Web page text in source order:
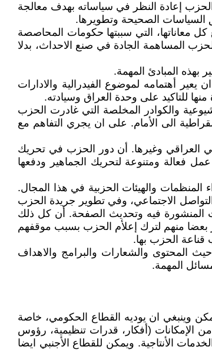
إعادة النظر في سياساته بهدف معالجة
السياسات الصحيحة وتطويرها.
كل معاناتها، التي سببتها حكومات المحاصصة
المساهمة الجادة في صنع الاحداث، بدلا
أهتمامه لموضوع الفيدرالية والادارات
للتاكيد على وحدة العراق وسيادته.
والكوادر المخلصة التي غادرت الحزب
الى الأمام. على ان يجري التفاهم مع
العراقي وغيرها. أن دور الحزب في تحريك
فعالة ومتنوعة لتحريك الجماهير ودفعها
والهيئات الحزبية في هذا المجال.
الاجتماعي، وفي تطوير جريدة الحزب
المنشورة فيه وتحديث الصفحة. أن كل ذلك
بعضا منهم لترك إعلأم الحزب بسبب موقفهم
قناعة الحزب بها.
المحتوى والشعارات والبرامج والاهداف
المهمة.
يمكن وينبغي ان يوديه القطاع الحكومي، خاصة
الإمكانات (أفكار، قدرات تنظيمية، رؤوس
الأنتاجية. ويمكن للقطاع الأجنبي ايضا